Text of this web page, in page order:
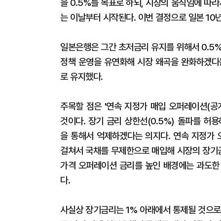
을 0.5%를 목표로 하되, 시장의 움직임에 따
는 이날부터 시작된다. 이번 결정으로 일본
일본은행은 그간 초저금리 유지를 위해서
정책 운영을 유연화해 시장 왜곡을 완화하겠
로 유지했다.
주목할 점은 '연속 지정가 매입 오퍼레이션(
것이다. 장기 금리 상한선(0.5%) 돌파를 허
을 통해서 억제하겠다는 의지다. 연속 지정가
걸쳐서 국채를 무제한으로 매입해 시장의 장
가격 오퍼레이션 금리를 높인 배경에는 과도
다.
사실상 장기금리는 1% 아래에서 통제될 것